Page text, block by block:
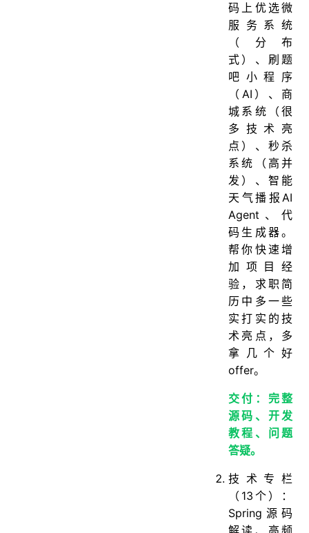
码上优选微
服务系统
（分布
式）、刷题
吧小程序
（AI）、商
城系统（很
多技术亮
点）、秒杀
系统（高并
发）、智能
天气播报AI
Agent、代
码生成器。
帮你快速增
加项目经
验，求职简
历中多一些
实打实的技
术亮点，多
拿几个好
offer。
交付：完整
源码、开发
教程、问题
答疑。
技术专栏
（13个）：
Spring源码
解读、高频